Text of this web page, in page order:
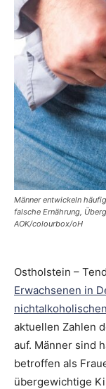
Männer entwickeln
falsche Ernährung,
AOK/colourbox/oH
Ostholstein –
Erwachsenen in
aktuellen Zahlen
auf. Männer sind
betroffen als
übergewichtige